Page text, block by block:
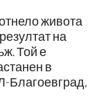
живота
на
Той е
в
Благоевград,